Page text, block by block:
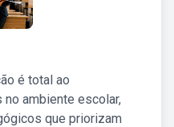
é total ao
ambiente escolar,
que priorizam